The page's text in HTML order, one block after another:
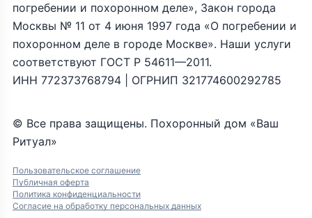
© Все права защищены. Похоронный дом «Ваш
Ритуал»
Пользовательское соглашение
Публичная оферта
Политика конфиденциальности
Согласие на обработку персональных данных
погребении и похоронном деле», Закон города
Москвы № 11 от 4 июня 1997 года «О погребении и
похоронном деле в городе Москве». Наши услуги
соответствуют ГОСТ Р 54611—2011.
ИНН 772373768794 | ОГРНИП 321774600292785